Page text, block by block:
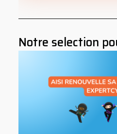
Notre selection